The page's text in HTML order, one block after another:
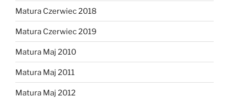
Matura Czerwiec 2018
Matura Czerwiec 2019
Matura Maj 2010
Matura Maj 2011
Matura Maj 2012